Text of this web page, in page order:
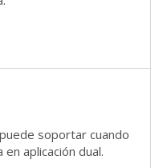
soportar cuando
aplicación dual.